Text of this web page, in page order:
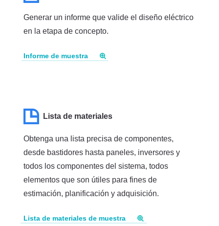
Generar un informe que valide el diseño eléctrico
en la etapa de concepto.
Informe de muestra
Lista de materiales
Obtenga una lista precisa de componentes,
desde bastidores hasta paneles, inversores y
todos los componentes del sistema, todos
elementos que son útiles para fines de
estimación, planificación y adquisición.
Lista de materiales de muestra